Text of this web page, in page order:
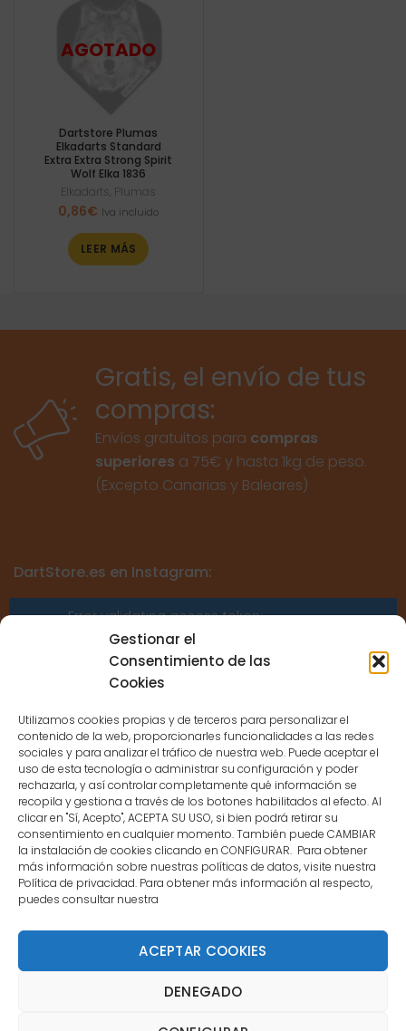
Gestionar el
Consentimiento de las
Cookies
Utilizamos cookies propias y de terceros para personalizar el
contenido de la web, proporcionarles funcionalidades a las redes
sociales y para analizar el tráfico de nuestra web. Puede aceptar el
uso de esta tecnología o administrar su configuración y poder
rechazarla, y así controlar completamente qué información se
recopila y gestiona a través de los botones habilitados al efecto. Al
clicar en "Sí, Acepto", ACEPTA SU USO, si bien podrá retirar su
consentimiento en cualquier momento. También puede CAMBIAR
la instalación de cookies clicando en CONFIGURAR. Para obtener
más información sobre nuestras políticas de datos, visite nuestra
Política de privacidad. Para obtener más información al respecto,
puedes consultar nuestra
ACEPTAR COOKIES
DENEGADO
Dartstore Plumas
Elkadarts Standard
Extra Extra Strong Spirit
Wolf Elka 1836
Elkadarts Plumas
0,86€ Iva incluido
LEER MÁS
Gratis, el envío de tus
compras:
Envíos gratuitos para compras
superiores a 75€ y hasta 1kg de peso.
(Excepto Canarias y Baleares)
DartStore.es en Instagram:
Error validating access token:
Sessions for the user are not allowed
because the user is not a confirmed
CONTACTO
MENÚ PRINCIPAL
MI CUENTA
DOCUMENTACIÓN